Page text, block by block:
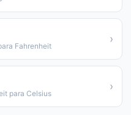
Fahrenheit
›
para Celsius
›